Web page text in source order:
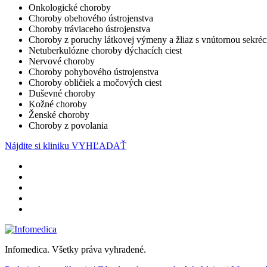
Onkologické choroby
Choroby obehového ústrojenstva
Choroby tráviaceho ústrojenstva
Choroby z poruchy látkovej výmeny a žliaz s vnútornou
Netuberkulózne choroby dýchacích ciest
Nervové choroby
Choroby pohybového ústrojenstva
Choroby obličiek a močových ciest
Duševné choroby
Kožné choroby
Ženské choroby
Choroby z povolania
Nájdite si kliniku VYHĽADAŤ
Infomedica. Všetky práva vyhradené.